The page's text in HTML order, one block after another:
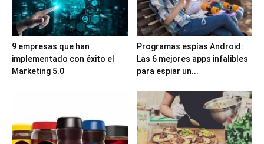
9 empresas que han
implementado con éxito el
Marketing 5.0
Programas espías Android:
Las 6 mejores apps infalibles
para espiar un...